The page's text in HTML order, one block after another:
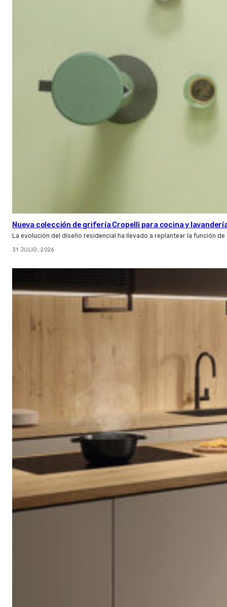
Nueva colección de grifería Cropelli para cocina y
La evolución del diseño residencial ha llevado a replantear la función
31 JULIO, 2026